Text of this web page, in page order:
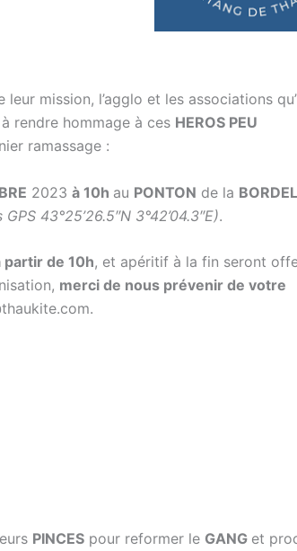
mission, l’agglo et les associations
rendre hommage à ces HEROS PEU
ramassage :
2023 à 10h au PONTON de la
43°25’26.5″N 3°42’04.3″E).
partir de 10h, et apéritif à la fin seront
merci de nous prévenir de votre
PINCES pour reformer le GANG et